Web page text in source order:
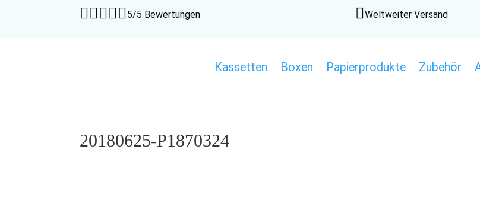
5/5 Bewertungen Weltweiter Versand
Kassetten Boxen Papierprodukte Zubehör
20180625-P1870324